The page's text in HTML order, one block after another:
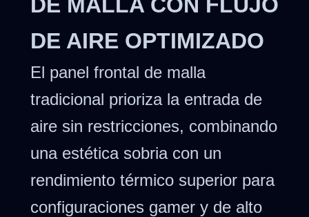
DE AIRE OPTIMIZADO
El panel frontal de malla
tradicional prioriza la entrada de
aire sin restricciones, combinando
una estética sobria con un
rendimiento térmico superior para
configuraciones gamer y de alto